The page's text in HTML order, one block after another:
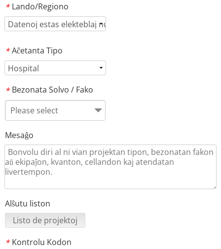
* Lando/Regiono
* Aĉetanta Tipo
* Bezonata Solvo / Fako
Please select
Mesaĝo
Alŝutu liston
Listo de projektoj
* Kontrolu Kodon